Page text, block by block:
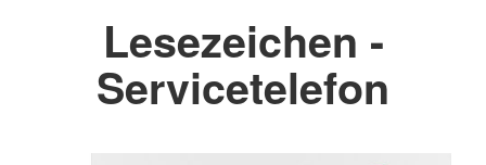
Lesezeichen -
Servicetelefon